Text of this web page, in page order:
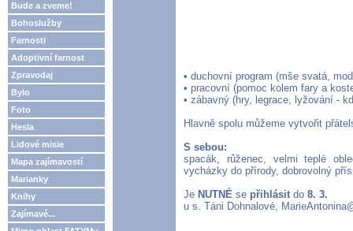
Bude a zveme!
Bohoslužby
Farnosti
Adoptivní farnost
Zpravodaj
Bylo
Foto
Hesla
Lidové misie
Mapa zajímavostí
Marianky
Knihy
Zajímavé...
• duchovní program (mše svatá,
• pracovní (pomoc kolem fary a
• zábavný (hry, legrace, lyžování -
Hlavně spolu můžeme vytvořit
S sebou:
spacák, růženec, velmi teplé
vycházky do přírody, dobrovolný
Je NUTNÉ se přihlásitdo 8. 3.
u s. Táni Dohnalové,